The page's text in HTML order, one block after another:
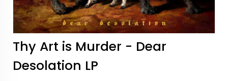
Thy Art is Murder - Dear
Desolation LP